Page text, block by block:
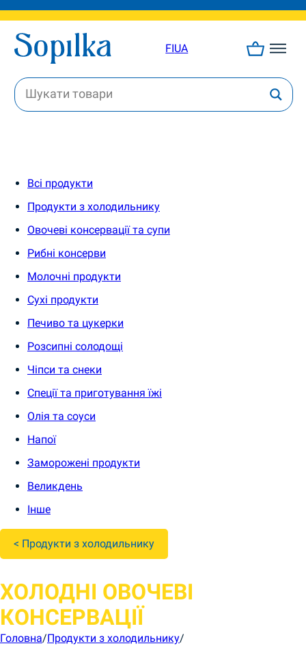
FIUA
Всі продукти
Продукти з холодильнику
Овочеві консервації та супи
Рибні консерви
Молочні продукти
Сухі продукти
Печиво та цукерки
Розсипні солодощі
Чіпси та снеки
Спеції та приготування їжі
Олія та соуси
Напої
Заморожені продукти
Великдень
Інше
< Продукти з холодильнику
ХОЛОДНІ ОВОЧЕВІ
КОНСЕРВАЦІЇ
Головна/Продукти з холодильнику/